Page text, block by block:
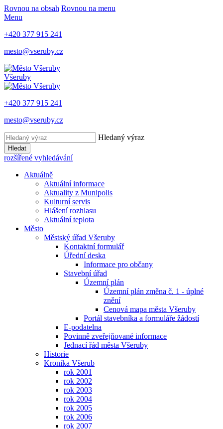
Rovnou na obsah Rovnou na menu
Menu
+420 377 915 241
mesto@vseruby.cz
Všeruby
+420 377 915 241
mesto@vseruby.cz
Hledaný výraz
Hledat
rozšířené vyhledávání
Aktuálně
Aktuální informace
Aktuality z Munipolis
Kulturní servis
Hlášení rozhlasu
Aktuální teplota
Město
Městský úřad Všeruby
Kontaktní formulář
Úřední deska
Informace pro občany
Stavební úřad
Územní plán
Územní plán změna č. 1 - úplné
znění
Cenová mapa města Všeruby
Portál stavebníka a formuláře žádostí
E-podatelna
Povinně zveřejňované informace
Jednací řád města Všeruby
Historie
Kronika Všerub
rok 2001
rok 2002
rok 2003
rok 2004
rok 2005
rok 2006
rok 2007